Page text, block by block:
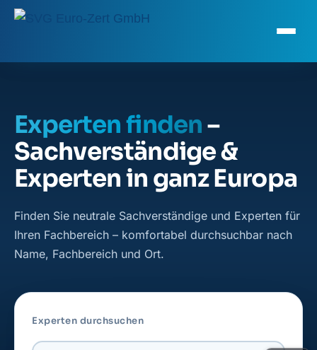
Experten finden–
Sachverständige &
Experten in ganz Europa
Finden Sie neutrale Sachverständige und Experten für
Ihren Fachbereich – komfortabel durchsuchbar nach
Name, Fachbereich und Ort.
Experten durchsuchen